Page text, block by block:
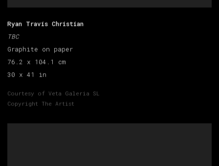
Ryan Travis Christian
TBC
Graphite on paper
76.2 x 104.1 cm
30 x 41 in
Courtesy of Veta Galeria SL
Copyright The Artist